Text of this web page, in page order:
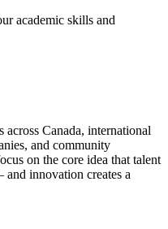
academic skills and
Canada, international
and community
on the core idea that talent
innovation creates a